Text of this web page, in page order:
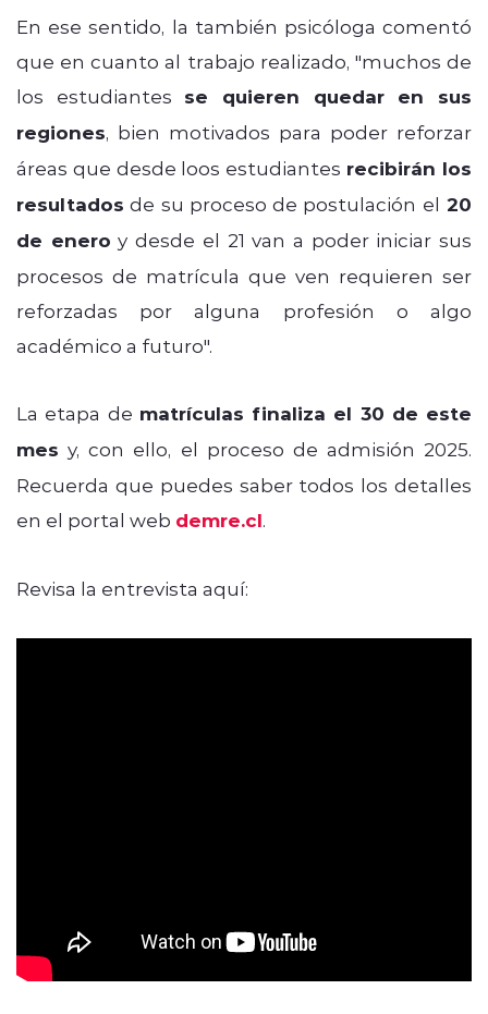
En ese sentido, la también psicóloga comentó
que en cuanto al trabajo realizado, "muchos de
los estudiantes se quieren quedar en sus
regiones, bien motivados para poder reforzar
áreas que desde loos estudiantes recibirán los
resultados de su proceso de postulación el 20
de enero y desde el 21 van a poder iniciar sus
procesos de matrícula que ven requieren ser
reforzadas por alguna profesión o algo
académico a futuro".
La etapa de matrículas finaliza el 30 de este
mes y, con ello, el proceso de admisión 2025.
Recuerda que puedes saber todos los detalles
en el portal web demre.cl.
Revisa la entrevista aquí: